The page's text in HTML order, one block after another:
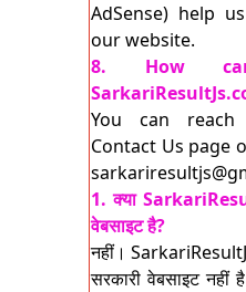
AdSense) help
our website.
8. How
You can
Contact Us page
1. क्या
वेबसाइट है?
नहीं।
सरकारी वेबसाइट